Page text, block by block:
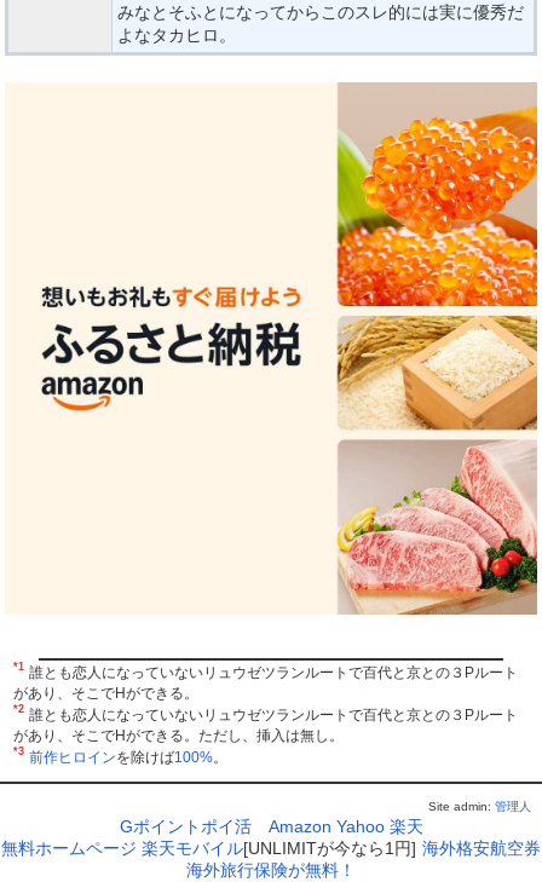
みなとそふとになってからこのスレ的には実に優秀だ
よなタカヒロ。
*1 誰とも恋人になっていないリュウゼツランルートで百代と京との３Pルート
があり、そこでHができる。
*2 誰とも恋人になっていないリュウゼツランルートで百代と京との３Pルート
があり、そこでHができる。ただし、挿入は無し。
*3 前作ヒロインを除けば100%。
Site admin:管理人
Gポイントポイ活 Amazon Yahoo 楽天
無料ホームページ 楽天モバイル[UNLIMITが今なら1円] 海外格安航空券
海外旅行保険が無料！